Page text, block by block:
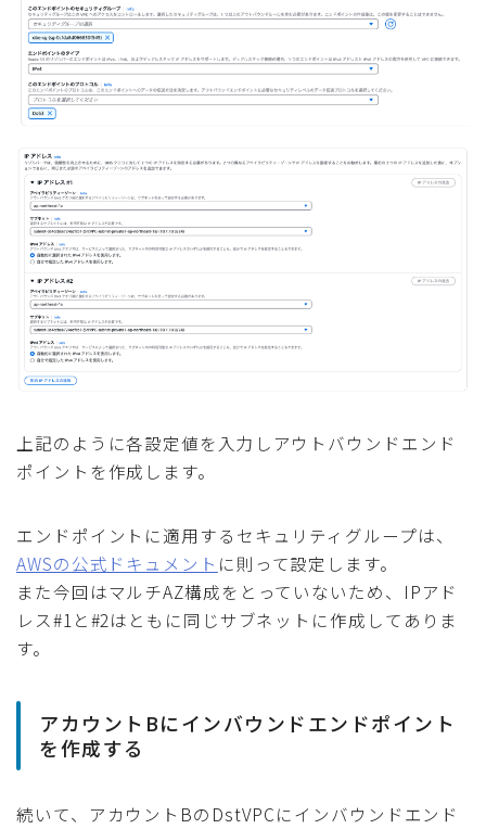
上記のように各設定値を入力しアウトバウンドエンド
ポイントを作成します。
エンドポイントに適用するセキュリティグループは、
AWSの公式ドキュメント に則って設定します。
また今回はマルチAZ構成をとっていないため、IPアド
レス#1と#2はともに同じサブネットに作成してありま
す。
アカウントBにインバウンドエンドポイント
を作成する
続いて、アカウントBのDstVPCにインバウンドエンド